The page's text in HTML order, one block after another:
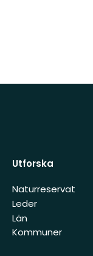
Utforska
Naturreservat
Leder
Län
Kommuner